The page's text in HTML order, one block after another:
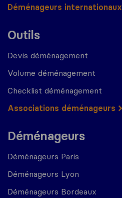
Déménageurs internationaux
Outils
Devis déménagement
Volume déménagement
Checklist déménagement
Associations déménageurs
Déménageurs
Déménageurs Paris
Déménageurs Lyon
Déménageurs Bordeaux